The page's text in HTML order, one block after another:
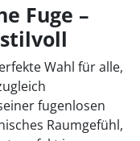
Fuge –
Wahl für alle,
fugenlosen
Raumgefühl,